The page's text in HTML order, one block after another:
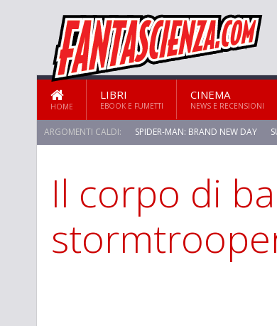
HOME
LIBRI
EBOOK E FUMETTI
CINEMA
NEWS E RECENSIONI
ARGOMENTI CALDI: SPIDER-MAN: BRAND NEW DAY
STAR TREK: STRANGE NEW WORLDS
Il corpo di